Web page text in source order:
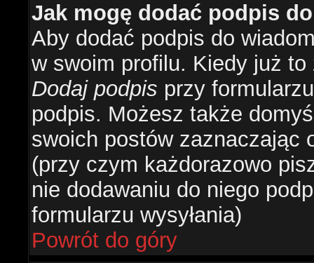
Jak mogę dodać podpis
Aby dodać podpis do
w swoim profilu. Kiedy już
Dodaj podpis przy
podpis. Możesz także
swoich postów zaznaczając
(przy czym każdorazowo
nie dodawaniu do niego
formularzu wysyłania)
Powrót do góry